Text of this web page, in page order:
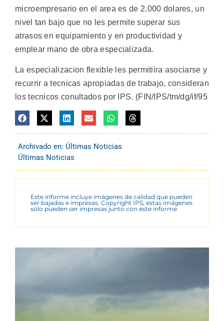
microempresario en el area es de 2.000 dolares, un
nivel tan bajo que no les permite superar sus
atrasos en equipamiento y en productividad y
emplear mano de obra especializada.
La especializacion flexible les permitiira asociarse y
recurrir a tecnicas apropiadas de trabajo, consideran
los tecnicos conultados por IPS. (FIN/IPS/tm/dg/if/95
Archivado en: Últimas Noticias
Últimas Noticias
Este informe incluye imágenes de calidad que pueden
ser bajadas e impresas. Copyright IPS, estas imágenes
sólo pueden ser impresas junto con este informe